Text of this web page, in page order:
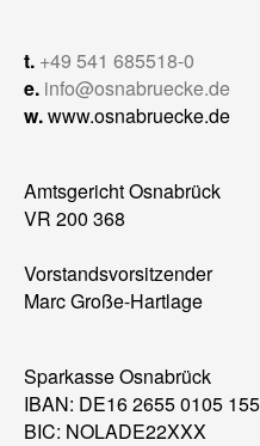
t. +49 541 685518-0
e. info@osnabruecke.de
w.www.osnabruecke.de
Amtsgericht Osnabrück
VR 200 368
Vorstandsvorsitzender
Marc Große-Hartlage
Sparkasse Osnabrück
IBAN: DE16 2655 0105
BIC: NOLADE22XXX